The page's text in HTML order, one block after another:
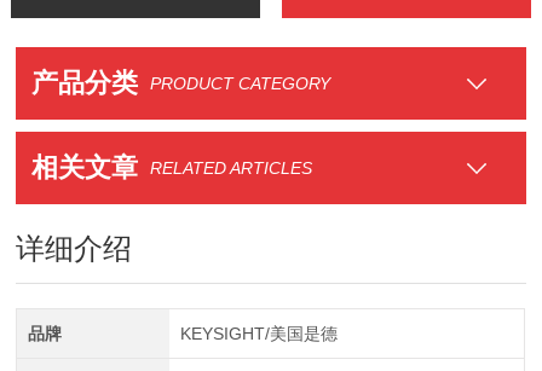
产品分类 PRODUCT CATEGORY
相关文章 RELATED ARTICLES
详细介绍
品牌 KEYSIGHT/美国是德